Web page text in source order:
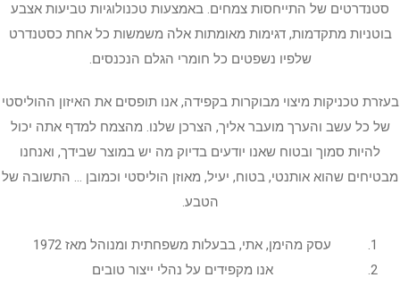
סטנדרטים של התייחסות צמחים. באמצעות טכנולוגיות טביעות אצבע
בוטניות מתקדמות, דגימות מאומתות אלה משמשות כל אחת כסטנדרט
שלפיו נשפטים כל חומרי הגלם הנכנסים.
בעזרת טכניקות מיצוי מבוקרות בקפידה, אנו תופסים את האיזון ההוליסטי
של כל עשב והערך מועבר אליך, הצרכן שלנו. מהצמח למדף אתה יכול
להיות סמוך ובטוח שאנו יודעים בדיוק מה יש במוצר שבידך, ואנחנו
מבטיחים שהוא אותנטי, בטוח, יעיל, מאוזן הוליסטי וכמובן … התשובה של
הטבע.
עסק מהימן, אתי, בבעלות משפחתית ומנוהל מאז 1972
אנו מקפידים על נהלי ייצור טובים